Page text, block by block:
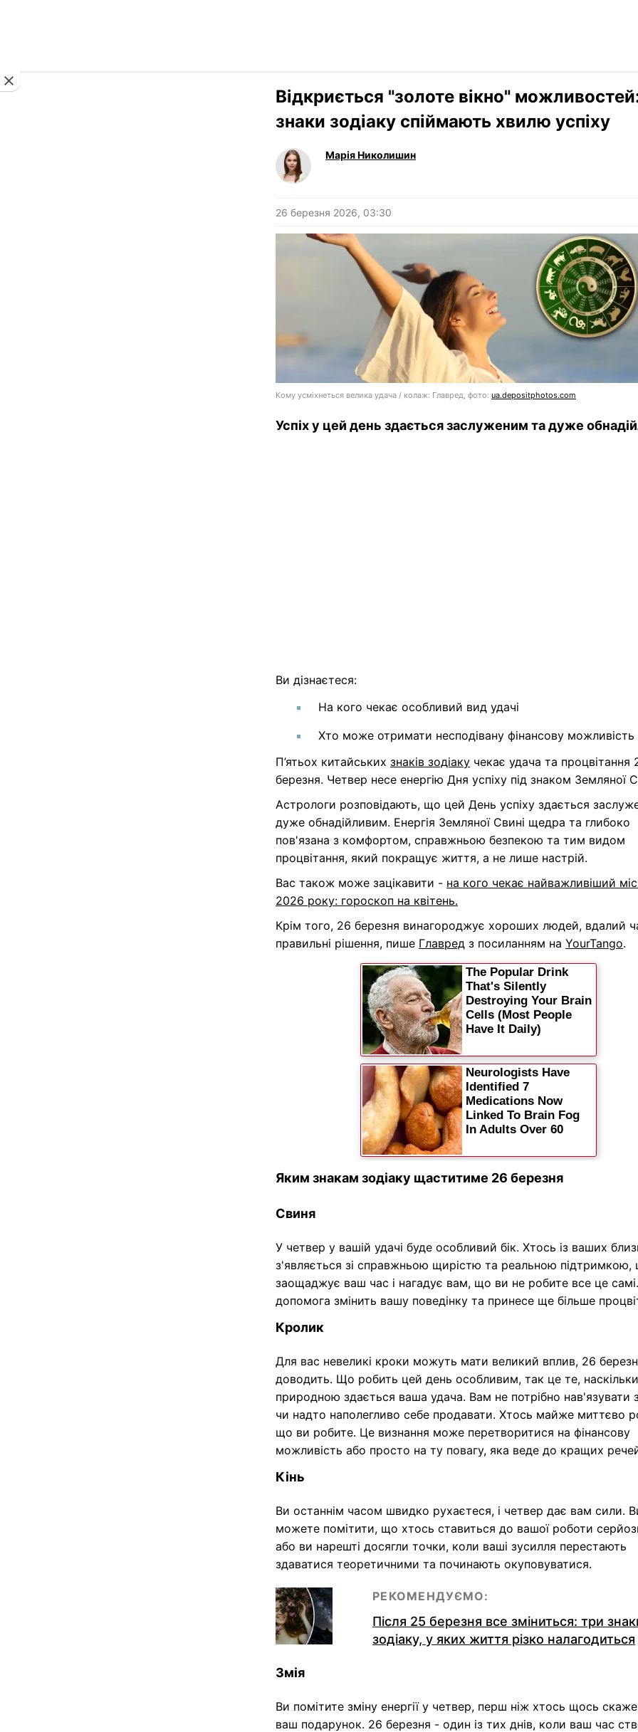
Відкриється "золоте вікно"
знаки зодіаку спіймають хвилю успіху
Марія Николишин
26 березня 2026, 03:30
Кому усміхнеться велика удача / колаж: Главред, фото: ua.depositphotos.com
Успіх у цей день здається заслуженим та дуже
Ви дізнаєтеся:
На кого чекає особливий вид удачі
Хто може отримати несподівану фінансову можливість
П’ятьох китайських знаків зодіаку чекає удача та процвітання
березня. Четвер несе енергію Дня успіху під знаком Земляної
Астрологи розповідають, що цей День успіху здається
дуже обнадійливим. Енергія Земляної Свині щедра та глибоко
пов'язана з комфортом, справжньою безпекою та тим видом
процвітання, який покращує життя, а не лише настрій.
Вас також може зацікавити - на кого чекає найважливіший
2026 року: гороскоп на квітень.
Крім того, 26 березня винагороджує хороших людей, вдалий
правильні рішення, пише Главред з посиланням на YourTango.
Яким знакам зодіаку щаститиме 26 березня
Свиня
У четвер у вашій удачі буде особливий бік. Хтось із ваших
з'являється зі справжньою щирістю та реальною підтримкою,
заощаджує ваш час і нагадує вам, що ви не робите все це
допомога змінить вашу поведінку та принесе ще більше
Кролик
Для вас невеликі кроки можуть мати великий вплив, 26
доводить. Що робить цей день особливим, так це те, наскільки
природною здається ваша удача. Вам не потрібно нав'язувати
чи надто наполегливо себе продавати. Хтось майже миттєво
що ви робите. Це визнання може перетворитися на фінансову
можливість або просто на ту повагу, яка веде до кращих
Кінь
Ви останнім часом швидко рухаєтеся, і четвер дає вам сили.
можете помітити, що хтось ставиться до вашої роботи
або ви нарешті досягли точки, коли ваші зусилля перестають
здаватися теоретичними та починають окуповуватися.
РЕКОМЕНДУЄМО:
Після 25 березня все зміниться: три
зодіаку, у яких життя різко налагодиться
Змія
Ви помітите зміну енергії у четвер, перш ніж хтось щось
ваш подарунок. 26 березня - один із тих днів, коли ваш час